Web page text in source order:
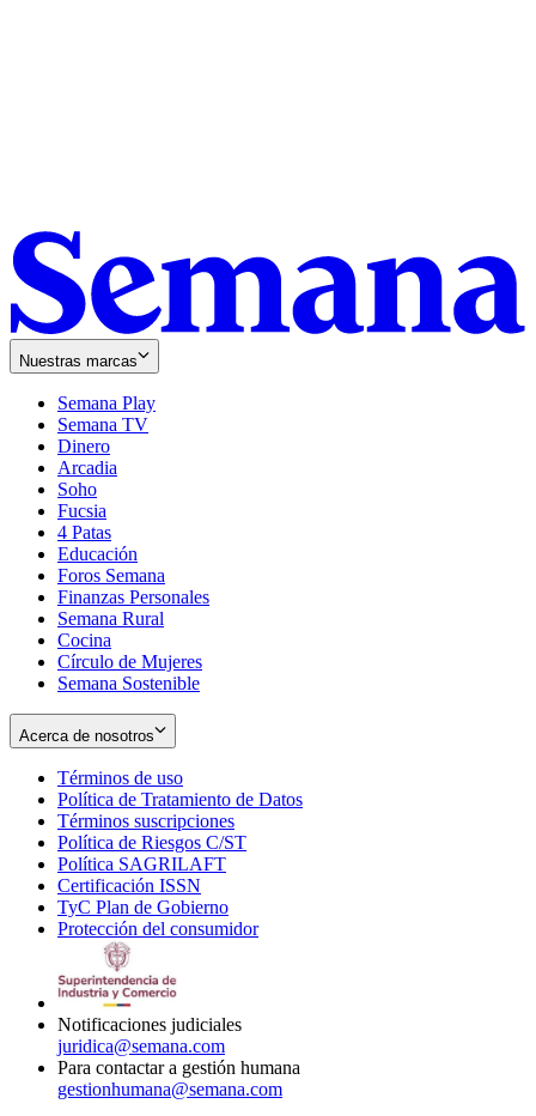
Nuestras marcas
Semana Play
Semana TV
Dinero
Arcadia
Soho
in
new
window
Fucsia
in
new
window
4 Patas
Educación
Foros Semana
Finanzas Personales
Semana Rural
Cocina
Círculo de Mujeres
Semana Sostenible
Acerca de nosotros
Términos de uso
in
new
window
Política de Tratamiento de Datos
Términos suscripciones
in
Política de Riesgos C/ST
Política SAGRILAFT
new
window
Certificación ISSN
in
new
TyC Plan de Gobierno
in
Protección del consumidorOpens
Notificaciones judiciales
juridica@semana.com
Para contactar a gestión humana
gestionhumana@semana.com